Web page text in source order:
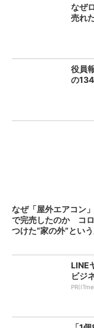
なぜ
売れ
役員
の
なぜ「屋外エアコン
で完売したのか コ
つけた“家の外”とい
LINE
ビジ